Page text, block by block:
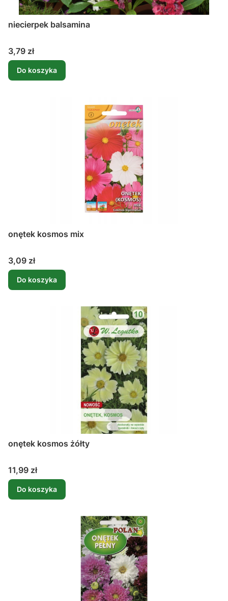
niecierpek balsamina
Cena
3,79 zł
Do koszyka
onętek kosmos mix
Cena
3,09 zł
Do koszyka
onętek kosmos żółty
Cena
11,99 zł
Do koszyka